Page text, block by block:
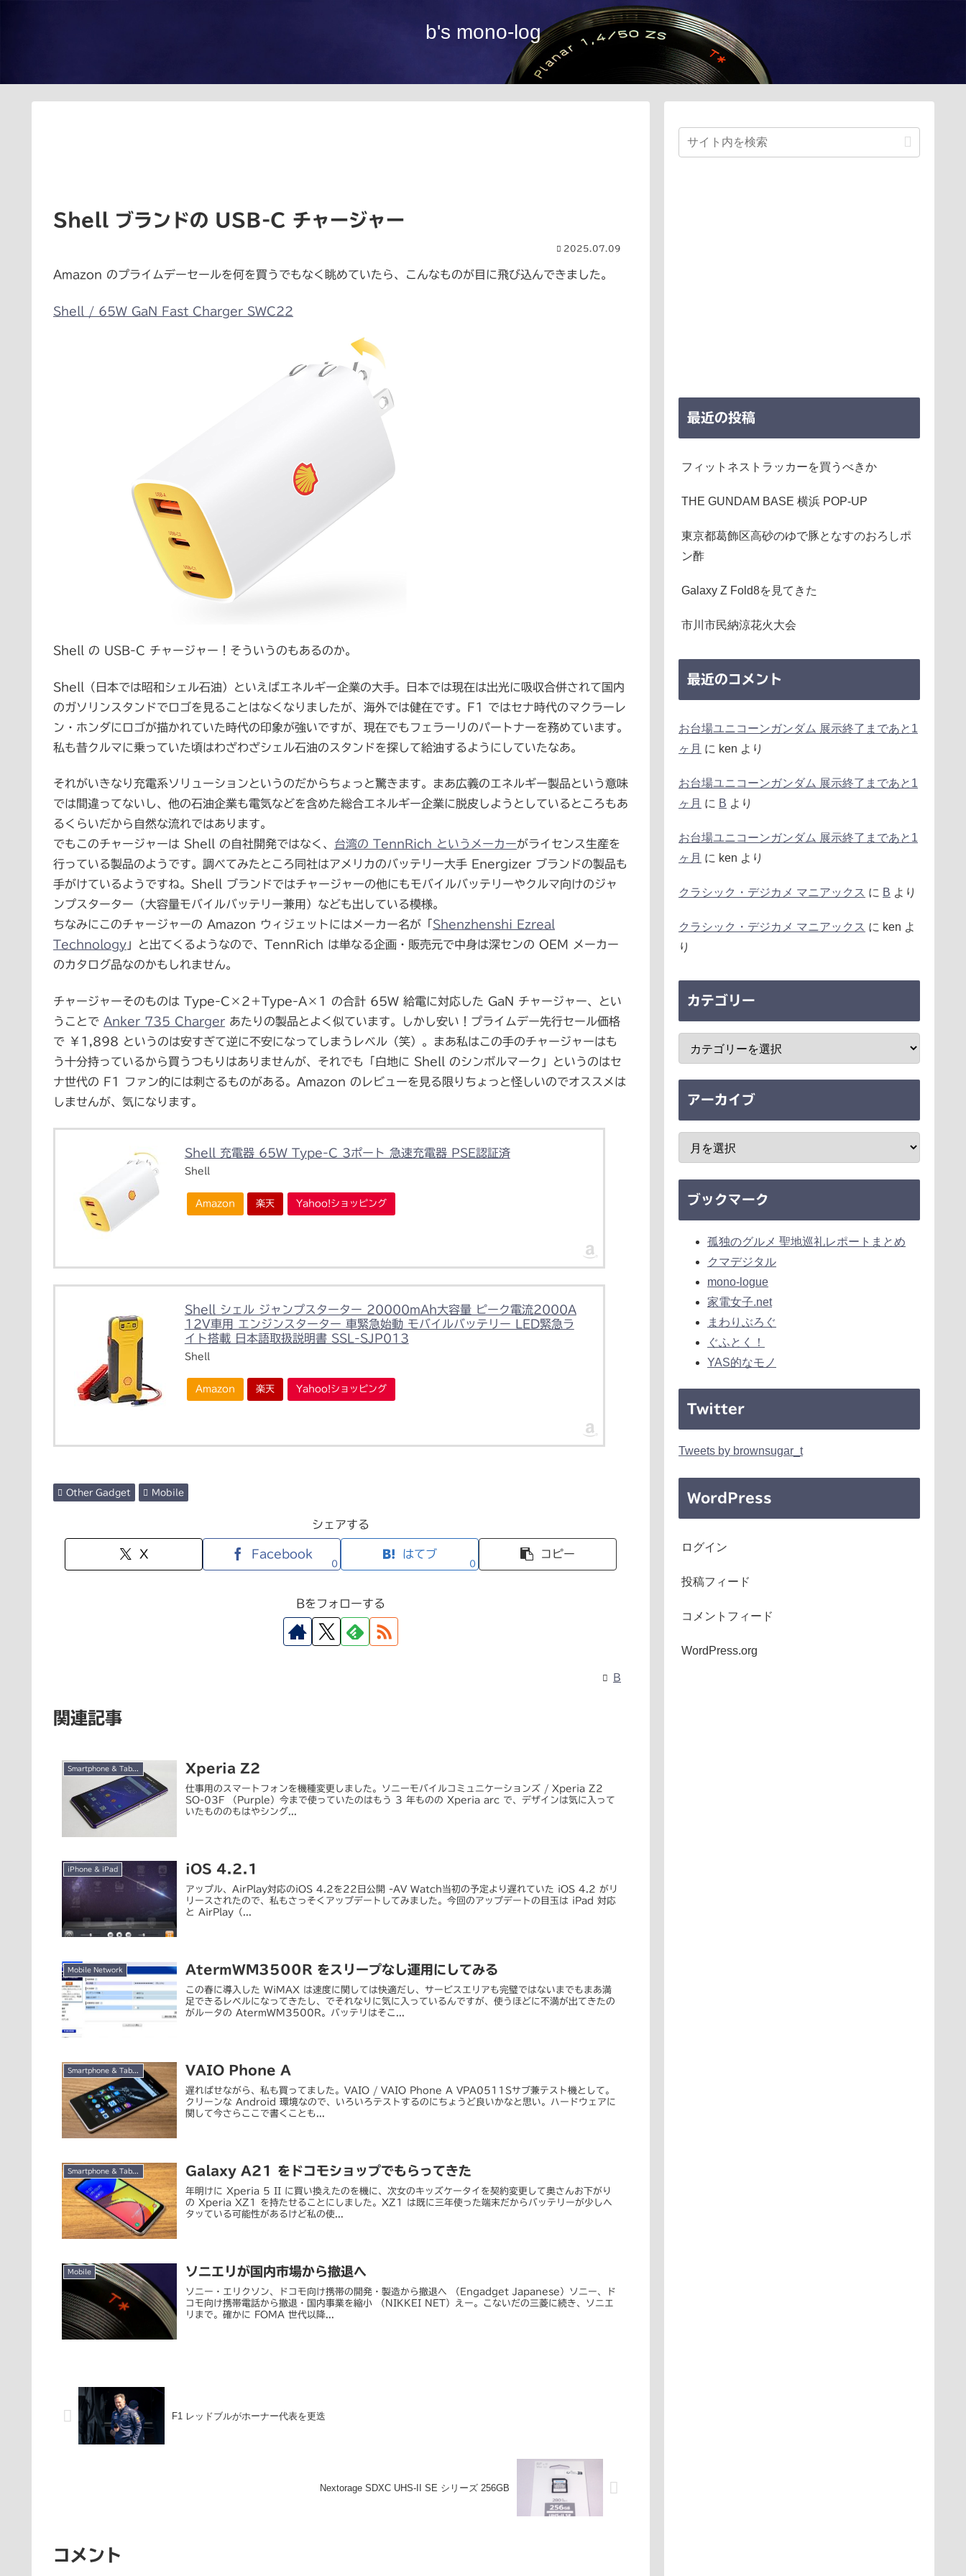
b's mono-log
Shell ブランドの USB-C チャージャー
2025.07.09
Amazon のプライムデーセールを何を買うでもなく眺めていたら、こんなものが目に飛び込んできました。
Shell / 65W GaN Fast Charger SWC22
Shell の USB-C チャージャー！そういうのもあるのか。
Shell（日本では昭和シェル石油）といえばエネルギー企業の大手。日本では現在は出光に吸収合併されて国内
のガソリンスタンドでロゴを見ることはなくなりましたが、海外では健在です。F1 ではセナ時代のマクラーレ
ン・ホンダにロゴが描かれていた時代の印象が強いですが、現在でもフェラーリのパートナーを務めています。
私も昔クルマに乗っていた頃はわざわざシェル石油のスタンドを探して給油するようにしていたなあ。
それがいきなり充電系ソリューションというのだからちょっと驚きます。まあ広義のエネルギー製品という意味
では間違ってないし、他の石油企業も電気などを含めた総合エネルギー企業に脱皮しようとしているところもあ
るくらいだから自然な流れではあります。
でもこのチャージャーは Shell の自社開発ではなく、 台湾の TennRich というメーカーがライセンス生産を
行っている製品のようです。調べてみたところ同社はアメリカのバッテリー大手 Energizer ブランドの製品も
手がけているようですね。Shell ブランドではチャージャーの他にもモバイルバッテリーやクルマ向けのジャ
ンプスターター（大容量モバイルバッテリー兼用）なども出している模様。
ちなみにこのチャージャーの Amazon ウィジェットにはメーカー名が「 Shenzhenshi Ezreal
Technology 」と出てくるようなので、TennRich は単なる企画・販売元で中身は深センの OEM メーカー
のカタログ品なのかもしれません。
チャージャーそのものは Type-C×2＋Type-A×1 の合計 65W 給電に対応した GaN チャージャー、とい
うことで Anker 735 Charger あたりの製品とよく似ています。しかし安い！プライムデー先行セール価格
で ￥1,898 というのは安すぎて逆に不安になってしまうレベル（笑）。まあ私はこの手のチャージャーはも
う十分持っているから買うつもりはありませんが、それでも「白地に Shell のシンボルマーク」というのはセ
ナ世代の F1 ファン的には刺さるものがある。Amazon のレビューを見る限りちょっと怪しいのでオススメは
しませんが、気になります。
Shell 充電器 65W Type-C 3ポート 急速充電器 PSE認証済
Shell
Amazon 楽天 Yahoo!ショッピング
Shell シェル ジャンプスターター 20000mAh大容量 ピーク電流2000A
12V車用 エンジンスターター 車緊急始動 モバイルバッテリー LED緊急ラ
イト搭載 日本語取扱説明書 SSL-SJP013
Shell
Amazon 楽天 Yahoo!ショッピング
Other Gadget Mobile
シェアする
X Facebook
0
はてブ
0
コピー
Bをフォローする
B
関連記事
Xperia Z2
仕事用のスマートフォンを機種変更しました。ソニーモバイルコミュニケーションズ / Xperia Z2
SO-03F （Purple）今まで使っていたのはもう 3 年ものの Xperia arc で、デザインは気に入って
いたもののもはやシング...
iPhone & iPad iOS 4.2.1
アップル、AirPlay対応のiOS 4.2を22日公開 -AV Watch当初の予定より遅れていた iOS 4.2 がリ
リースされたので、私もさっそくアップデートしてみました。今回のアップデートの目玉は iPad 対応
と AirPlay（...
Mobile Network AtermWM3500R をスリープなし運用にしてみる
この春に導入した WiMAX は速度に関しては快適だし、サービスエリアも完璧ではないまでもまあ満
足できるレベルになってきたし、でそれなりに気に入っているんですが、使うほどに不満が出てきたの
がルータの AtermWM3500R。バッテリはそこ...
VAIO Phone A
遅ればせながら、私も買ってました。VAIO / VAIO Phone A VPA0511Sサブ兼テスト機として。
クリーンな Android 環境なので、いろいろテストするのにちょうど良いかなと思い。ハードウェアに
関して今さらここで書くことも...
Galaxy A21 をドコモショップでもらってきた
年明けに Xperia 5 II に買い換えたのを機に、次女のキッズケータイを契約変更して奥さんお下がり
の Xperia XZ1 を持たせることにしました。XZ1 は既に三年使った端末だからバッテリーが少しヘ
タッている可能性があるけど私の使...
Mobile ソニエリが国内市場から撤退へ
ソニー・エリクソン、ドコモ向け携帯の開発・製造から撤退へ （Engadget Japanese）ソニー、ド
コモ向け携帯電話から撤退・国内事業を縮小 （NIKKEI NET）えー。こないだの三菱に続き、ソニエ
リまで。確かに FOMA 世代以降...
F1 レッドブルがホーナー代表を更迭
Nextorage SDXC UHS-II SE シリーズ 256GB
コメント
最近の投稿
フィットネストラッカーを買うべきか
THE GUNDAM BASE 横浜 POP-UP
東京都葛飾区高砂のゆで豚となすのおろしポ
ン酢
Galaxy Z Fold8を見てきた
市川市民納涼花火大会
最近のコメント
お台場ユニコーンガンダム 展示終了まであと1
ヶ月 に ken より
お台場ユニコーンガンダム 展示終了まであと1
ヶ月 に B より
お台場ユニコーンガンダム 展示終了まであと1
ヶ月 に ken より
クラシック・デジカメ マニアックス に B より
クラシック・デジカメ マニアックス に ken よ
り
カテゴリー
アーカイブ
ブックマーク
孤独のグルメ 聖地巡礼レポートまとめ
クマデジタル
mono-logue
家電女子.net
まわりぶろぐ
ぐふとく！
YAS的なモノ
Twitter
Tweets by brownsugar_t
WordPress
ログイン
投稿フィード
コメントフィード
WordPress.org